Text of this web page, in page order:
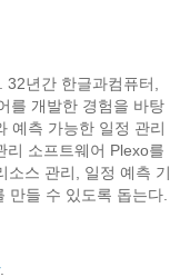
년간 한글과컴퓨터,
를 개발한 경험을 바탕
예측 가능한 일정 관리
리 소프트웨어 Plexo를
소스 관리, 일정 예측 기
만들 수 있도록 돕는다.
.